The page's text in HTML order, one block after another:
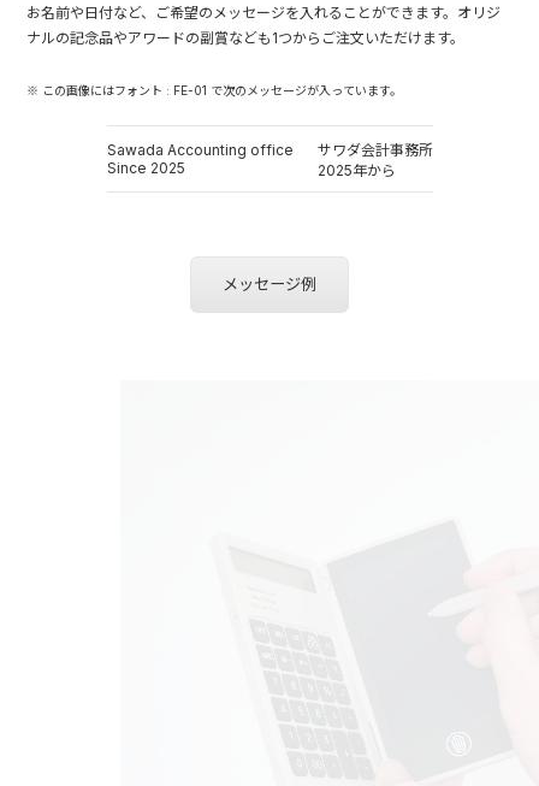
お名前や日付など、ご希望のメッセージを入れることができます。オリジ
ナルの記念品やアワードの副賞なども1つからご注文いただけます。
※ この画像にはフォント : FE-01 で次のメッセージが入っています。
Sawada Accounting office
Since 2025
サワダ会計事務所
2025年から
メッセージ例